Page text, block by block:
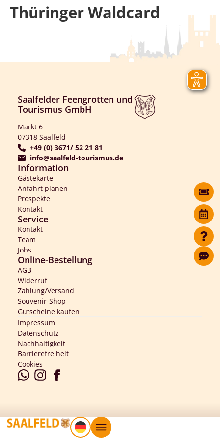
Thüringer Waldcard
Saalfelder Feengrotten und
Tourismus GmbH
Markt 6
07318 Saalfeld
+49 (0) 3671/ 52 21 81
info@saalfeld-tourismus.de
Information
Gästekarte
Anfahrt planen
Prospekte
Kontakt
Service
Kontakt
Team
Jobs
Online-Bestellung
AGB
Widerruf
Zahlung/Versand
Souvenir-Shop
Gutscheine kaufen
Impressum
Datenschutz
Nachhaltigkeit
Barrierefreiheit
Cookies